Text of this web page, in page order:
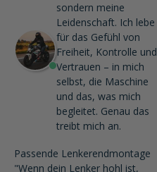
sondern meine
Leidenschaft. Ich lebe
für das Gefühl von
Freiheit, Kontrolle und
Vertrauen – in mich
selbst, die Maschine
und das, was mich
begleitet. Genau das
treibt mich an.
Passende Lenkerendmontage
"Wenn dein Lenker hohl ist,